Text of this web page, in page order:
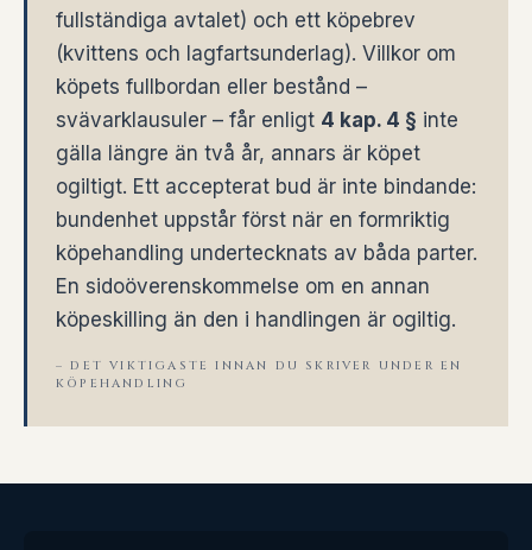
fullständiga avtalet) och ett köpebrev
(kvittens och lagfartsunderlag). Villkor om
köpets fullbordan eller bestånd –
svävarklausuler – får enligt 4 kap. 4 § inte
gälla längre än två år, annars är köpet
ogiltigt. Ett accepterat bud är inte bindande:
bundenhet uppstår först när en formriktig
köpehandling undertecknats av båda parter.
En sidoöverenskommelse om en annan
köpeskilling än den i handlingen är ogiltig.
– DET VIKTIGASTE INNAN DU SKRIVER UNDER EN
KÖPEHANDLING